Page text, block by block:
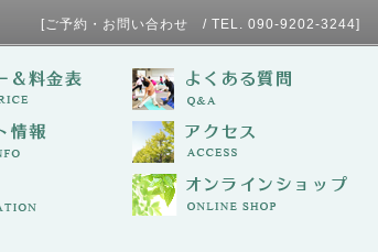
お問い合わせ / TEL. 090-9202-3244]